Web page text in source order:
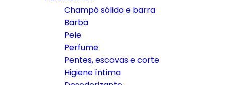
Champô sólido e barra
Barba
Pele
Perfume
Pentes, escovas e corte
Higiene íntima